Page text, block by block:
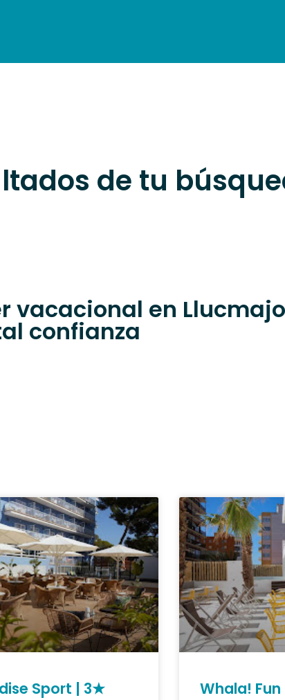
de tu
vacacional en
confianza
Sport | 3★ Whala!